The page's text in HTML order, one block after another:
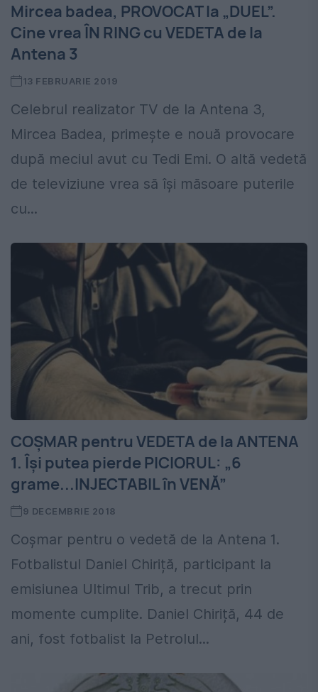
Mircea badea, PROVOCAT la „DUEL”.
Cine vrea ÎN RING cu VEDETA de la
Antena 3
13 FEBRUARIE 2019
Celebrul realizator TV de la Antena 3,
Mircea Badea, primește e nouă provocare
după meciul avut cu Tedi Emi. O altă vedetă
de televiziune vrea să își măsoare puterile
cu...
COȘMAR pentru VEDETA de la ANTENA
1. Își putea pierde PICIORUL: „6
grame...INJECTABIL în VENĂ”
9 DECEMBRIE 2018
Coșmar pentru o vedetă de la Antena 1.
Fotbalistul Daniel Chiriță, participant la
emisiunea Ultimul Trib, a trecut prin
momente cumplite. Daniel Chiriță, 44 de
ani, fost fotbalist la Petrolul...